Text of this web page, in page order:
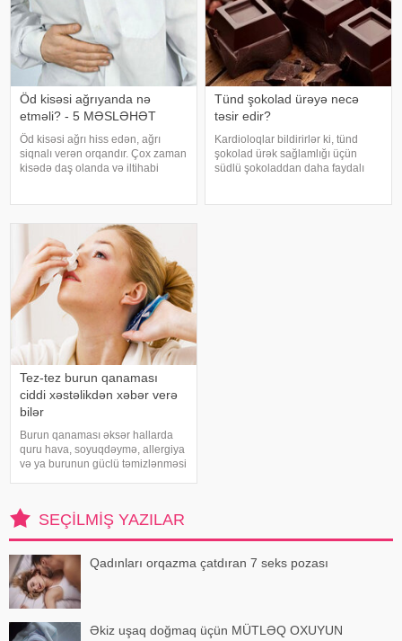
Öd kisəsi ağrıyanda nə
etməli? - 5 MƏSLƏHƏT
Öd kisəsi ağrı hiss edən, ağrı
siqnalı verən orqandır. Çox zaman
kisədə daş olanda və iltihabi
bu zaman hətta ağrıkəsic
Tünd şokolad ürəyə necə
təsir edir?
Kardioloqlar bildirirlər ki, tünd
şokolad ürək sağlamlığı üçün
südlü şokoladdan daha faydalı
Tez-tez burun qanaması
ciddi xəstəlikdən xəbər verə
bilər
Burun qanaması əksər hallarda
quru hava, soyuqdəymə, allergiya
və ya burunun güclü təmizlənməsi
tez-tez təkrarlanır, çox olursa və
ya çətin dayanırsa, mütlə
SEÇILMIŞ YAZILAR
Qadınları orqazma çatdıran 7 seks pozası
Əkiz uşaq doğmaq üçün MÜTLƏQ OXUYUN